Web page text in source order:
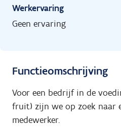
Werkervaring
Geen ervaring
Functieomschrijving
Voor een bedrijf in de
fruit) zijn we op zoek naar
medewerker.